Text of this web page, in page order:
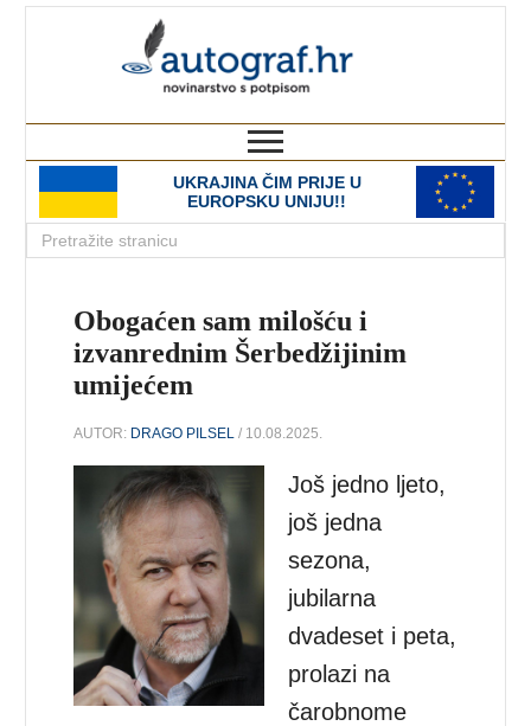
UKRAJINA ČIM PRIJE U
EUROPSKU UNIJU!!
Obogaćen sam milošću i
izvanrednim Šerbedžijinim
umijećem
AUTOR: DRAGO PILSEL / 10.08.2025.
Još jedno ljeto,
još jedna
sezona,
jubilarna
dvadeset i peta,
prolazi na
čarobnome